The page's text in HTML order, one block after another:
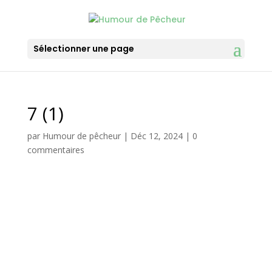
Sélectionner une page
7 (1)
par Humour de pêcheur| Déc 12, 2024| 0
commentaires